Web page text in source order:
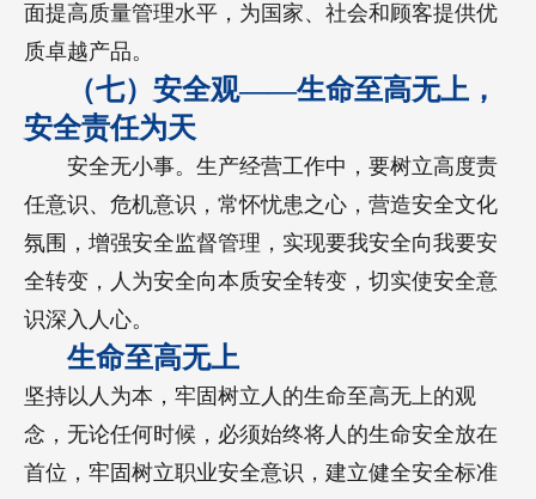
面提高质量管理水平，为国家、社会和顾客提供优
质卓越产品。
（七）安全观——生命至高无上，
安全责任为天
安全无小事。生产经营工作中，要树立高度责
任意识、危机意识，常怀忧患之心，营造安全文化
氛围，增强安全监督管理，实现要我安全向我要安
全转变，人为安全向本质安全转变，切实使安全意
识深入人心。
生命至高无上
坚持以人为本，牢固树立人的生命至高无上的观
念，无论任何时候，必须始终将人的生命安全放在
首位，牢固树立职业安全意识，建立健全安全标准